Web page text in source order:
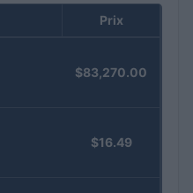
Prix
$83,270.00
$16.49